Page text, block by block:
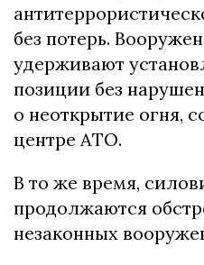
без потерь.
удерживают
позиции без
о неоткрытие огня,
центре АТО.
В то же время,
продолжаются
незаконных